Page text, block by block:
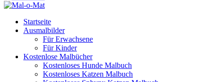
Startseite
Ausmalbilder
Für Erwachsene
Für Kinder
Kostenlose Malbücher
Kostenloses Hunde Malbuch
Kostenloses Katzen Malbuch